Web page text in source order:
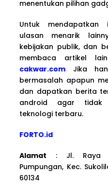
menentukan pilihan
Untuk
ulasan menarik
kebijakan publik, dan
membaca artikel
cakwar.com Jika
bermasalah apapun
dan dapatkan berita
android agar tidak
teknologi terbaru.
FORTO.id
Alamat : Jl. Raya
Pumpungan, Kec.
60134